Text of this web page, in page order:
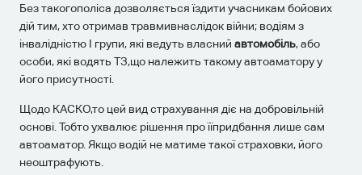
Без такогополіса дозволяється їздити учасникам бойових
дій тим, хто отримав травмивнаслідок війни; водіям з
інвалідністю І групи, які ведуть власний автомобіль, або
особи, які водять ТЗ,що належить такому автоаматору у
його присутності.
Щодо КАСКО,то цей вид страхування діє на добровільній
основі. Тобто ухвалює рішення про їїпридбання лише сам
автоаматор. Якщо водій не матиме такої страховки, його
неоштрафують.